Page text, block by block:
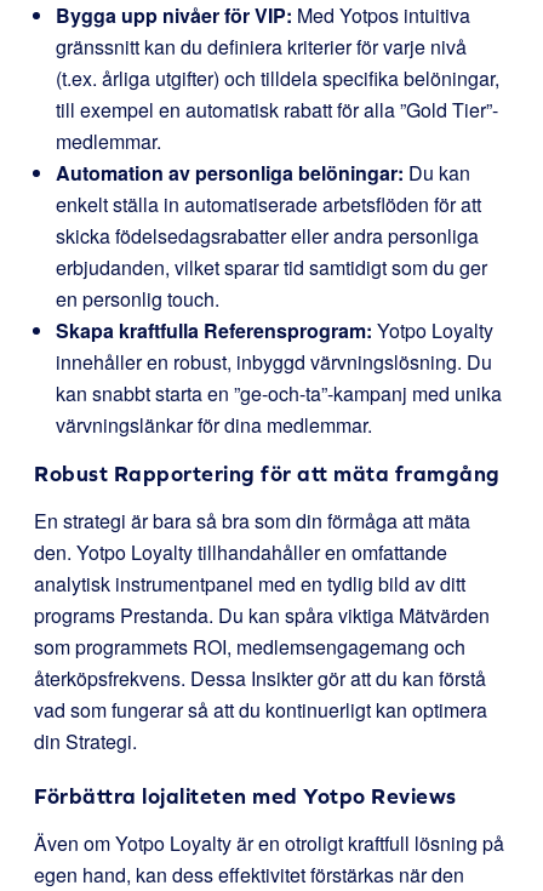
Bygga upp nivåer för VIP: Med Yotpos intuitiva
gränssnitt kan du definiera kriterier för varje nivå
(t.ex. årliga utgifter) och tilldela specifika belöningar,
till exempel en automatisk rabatt för alla ”Gold Tier”-
medlemmar.
Automation av personliga belöningar: Du kan
enkelt ställa in automatiserade arbetsflöden för att
skicka födelsedagsrabatter eller andra personliga
erbjudanden, vilket sparar tid samtidigt som du ger
en personlig touch.
Skapa kraftfulla Referensprogram: Yotpo Loyalty
innehåller en robust, inbyggd värvningslösning. Du
kan snabbt starta en ”ge-och-ta”-kampanj med unika
värvningslänkar för dina medlemmar.
Robust Rapportering för att mäta framgång
En strategi är bara så bra som din förmåga att mäta
den. Yotpo Loyalty tillhandahåller en omfattande
analytisk instrumentpanel med en tydlig bild av ditt
programs Prestanda. Du kan spåra viktiga Mätvärden
som programmets ROI, medlemsengagemang och
återköpsfrekvens. Dessa Insikter gör att du kan förstå
vad som fungerar så att du kontinuerligt kan optimera
din Strategi.
Förbättra lojaliteten med Yotpo Reviews
Även om Yotpo Loyalty är en otroligt kraftfull lösning på
egen hand, kan dess effektivitet förstärkas när den